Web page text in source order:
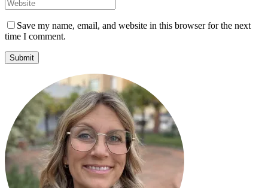
Save my name, email, and website in this browser for the next
time I comment.